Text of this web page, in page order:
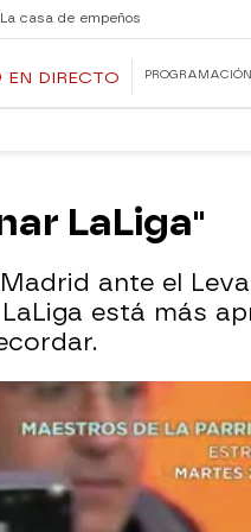
La casa de empeños
EN DIRECTO
LaLiga"
ante el
está más